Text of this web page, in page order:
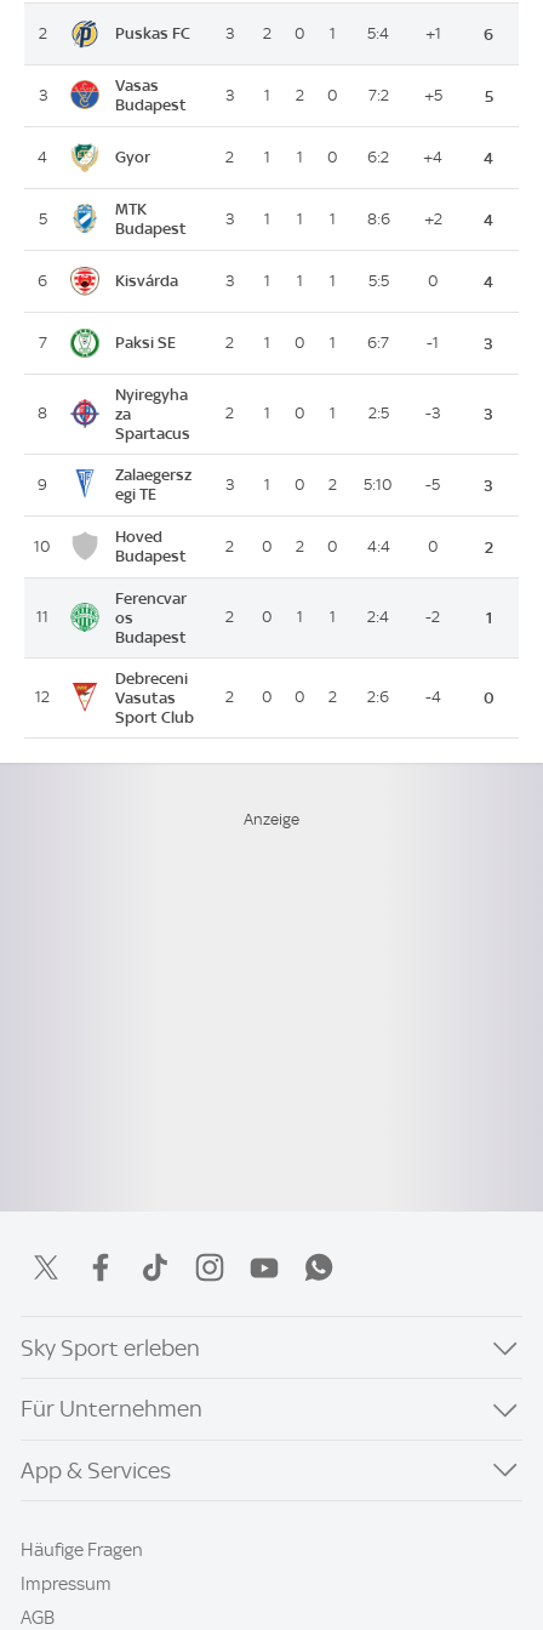
2 Puskas FC 3 2 0 1 5:4 +1 6
3
Vasas
Budapest
3 1 2 0 7:2 +5 5
4 Gyor 2 1 1 0 6:2 +4 4
5
MTK
Budapest
3 1 1 1 8:6 +2 4
6 Kisvárda 3 1 1 1 5:5 0 4
7 Paksi SE 2 1 0 1 6:7 -1 3
8
Nyiregyha
za
Spartacus
2 1 0 1 2:5 -3 3
9
Zalaegersz
egi TE
3 1 0 2 5:10 -5 3
10
Hoved
Budapest
2 0 2 0 4:4 0 2
11
Ferencvar
os
Budapest
2 0 1 1 2:4 -2 1
12
Debreceni
Vasutas
Sport Club
2 0 0 2 2:6 -4 0
Sky Sport erleben
Für Unternehmen
App & Services
Häufige Fragen
Impressum
AGB